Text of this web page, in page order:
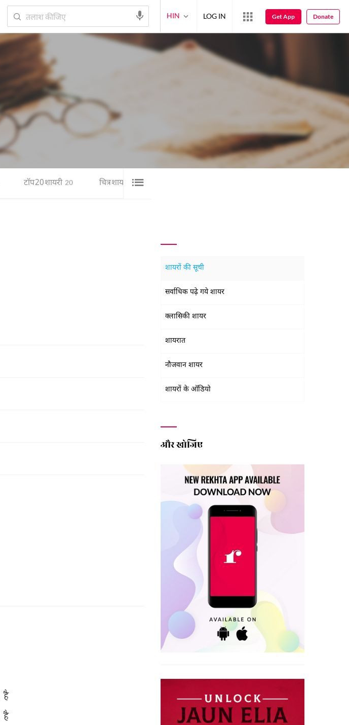
टॉप 20 शायरी 20 चित्र शायरी 5
है
है
शायरों की सूची
सर्वाधिक पढ़े गये शायर
क्लासिकी शायर
शायरात
नौजवान शायर
शायरों के ऑडियो
और खोजिए
HIN LOG IN Get App Donate